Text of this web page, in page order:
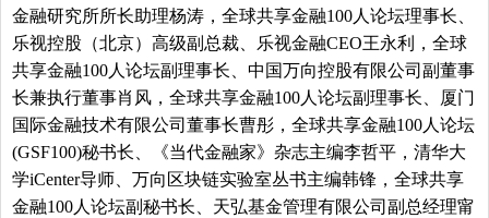
金融研究所所长助理杨涛，全球共享金融100人论坛理事长、
乐视控股（北京）高级副总裁、乐视金融CEO王永利，全球
共享金融100人论坛副理事长、中国万向控股有限公司副董事
长兼执行董事肖风，全球共享金融100人论坛副理事长、厦门
国际金融技术有限公司董事长曹彤， 全球共享金融100人论坛
(GSF100)秘书长、《当代金融家》杂志主编李哲平， 清华大
学iCenter导师、万向区块链实验室丛书主编韩锋，全球共享
金融100人论坛副秘书长、天弘基金管理有限公司副总经理甯